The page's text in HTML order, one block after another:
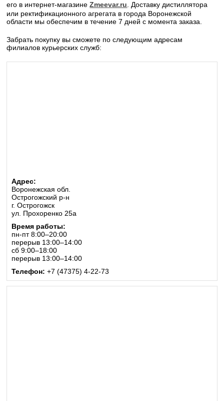
его в интернет-магазинеZmeevar.ru . Доставку дистиллятора
или ректификационного агрегата в города Воронежской
области мы обеспечим в течение 7 дней с момента заказа.
Забрать покупку вы сможете по следующим адресам
филиалов курьерских служб:
Адрес:
Воронежская обл.
Острогожский р-н
г. Острогожск
ул. Прохоренко 25а
Время работы:
пн-пт 8:00–20:00
перерыв 13:00–14:00
сб 9:00–18:00
перерыв 13:00–14:00
Телефон: +7 (47375) 4-22-73